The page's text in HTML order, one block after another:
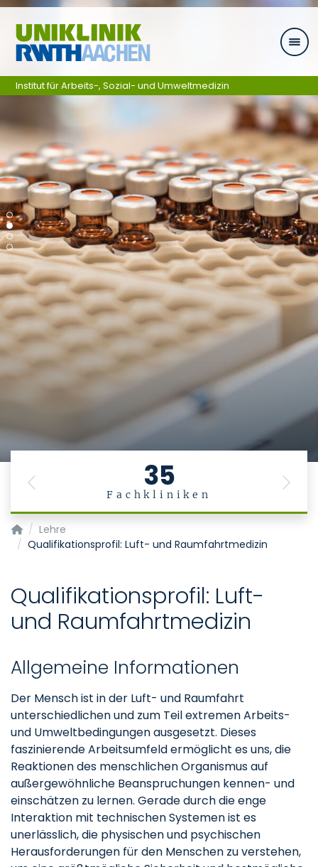
Ga naar navigatie
35
Fachkliniken
Previous Next
Institut für Arbeits-, Sozial- und Umweltmedizin
Institut für Arbeits-, Sozial- und Umweltmedizin
Lehre
Qualifikationsprofil: Luft- und Raumfahrtmedizin
Qualifikationsprofil: Luft-
und Raumfahrtmedizin
Allgemeine Informationen
Der Mensch ist in der Luft- und Raumfahrt
unterschiedlichen und zum Teil extremen Arbeits-
und Umweltbedingungen ausgesetzt. Dieses
faszinierende Arbeitsumfeld ermöglicht es uns, die
Reaktionen des menschlichen Organismus auf
außergewöhnliche Beanspruchungen kennen- und
einschätzen zu lernen. Gerade durch die enge
Interaktion mit technischen Systemen ist es
unerlässlich, die physischen und psychischen
Herausforderungen für den Menschen zu verstehen,